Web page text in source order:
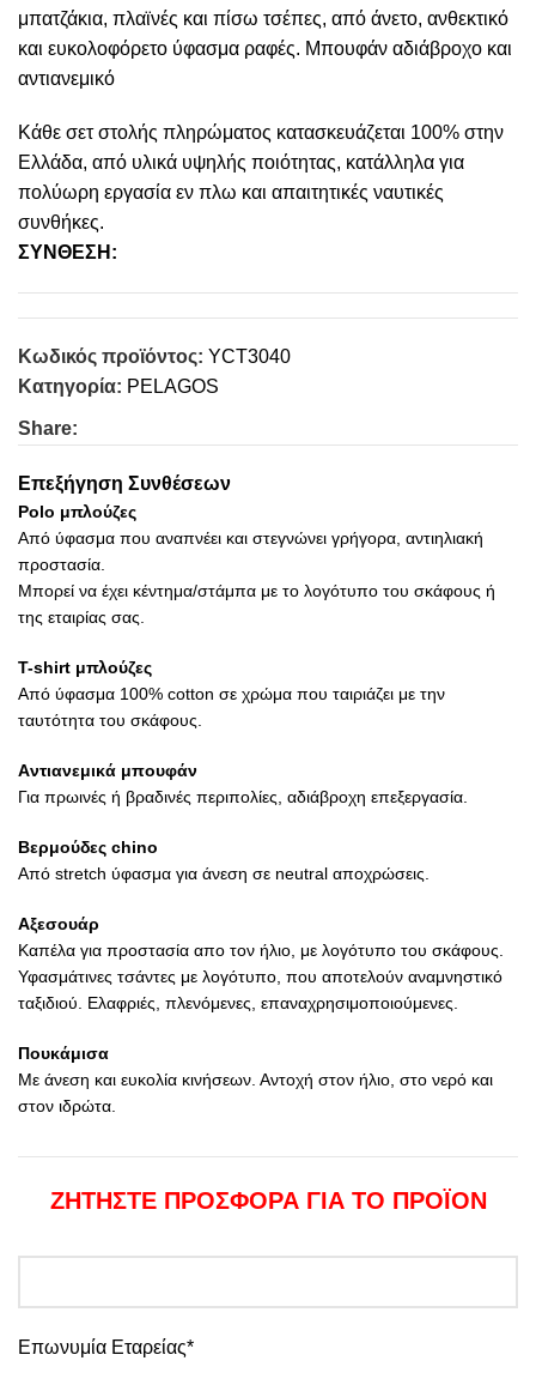
μπατζάκια, πλαϊνές και πίσω τσέπες, από άνετο, ανθεκτικό
και ευκολοφόρετο ύφασμα ραφές. Μπουφάν αδιάβροχο και
αντιανεμικό
Κάθε σετ στολής πληρώματος κατασκευάζεται 100% στην
Ελλάδα, από υλικά υψηλής ποιότητας, κατάλληλα για
πολύωρη εργασία εν πλω και απαιτητικές ναυτικές
συνθήκες.
ΣΥΝΘΕΣΗ:
Κωδικός προϊόντος: YCT3040
Κατηγορία: PELAGOS
Share:
Επεξήγηση Συνθέσεων
Polo μπλούζες
Από ύφασμα που αναπνέει και στεγνώνει γρήγορα, αντιηλιακή
προστασία.
Μπορεί να έχει κέντημα/στάμπα με το λογότυπο του σκάφους ή
της εταιρίας σας.
T-shirt μπλούζες
Από ύφασμα 100% cotton σε χρώμα που ταιριάζει με την
ταυτότητα του σκάφους.
Aντιανεμικά μπουφάν
Για πρωινές ή βραδινές περιπολίες, αδιάβροχη επεξεργασία.
Βερμούδες chino
Από stretch ύφασμα για άνεση σε neutral αποχρώσεις.
Αξεσουάρ
Καπέλα για προστασία απο τον ήλιο, με λογότυπο του σκάφους.
Υφασμάτινες τσάντες με λογότυπο, που αποτελούν αναμνηστικό
ταξιδιού. Ελαφριές, πλενόμενες, επαναχρησιμοποιούμενες.
Πουκάμισα
Με άνεση και ευκολία κινήσεων. Αντοχή στον ήλιο, στο νερό και
στον ιδρώτα.
ΖΗΤΗΣΤΕ ΠΡΟΣΦΟΡΑ ΓΙΑ ΤΟ ΠΡΟΪΟΝ
Επωνυμία Εταρείας*